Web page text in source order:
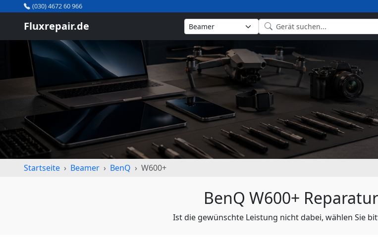
(030) 4672 60 966
Fluxrepair.de
Startseite Beamer BenQ W600+
BenQ W600+
Ist die gewünschte Leistung nicht dabei, wählen Sie